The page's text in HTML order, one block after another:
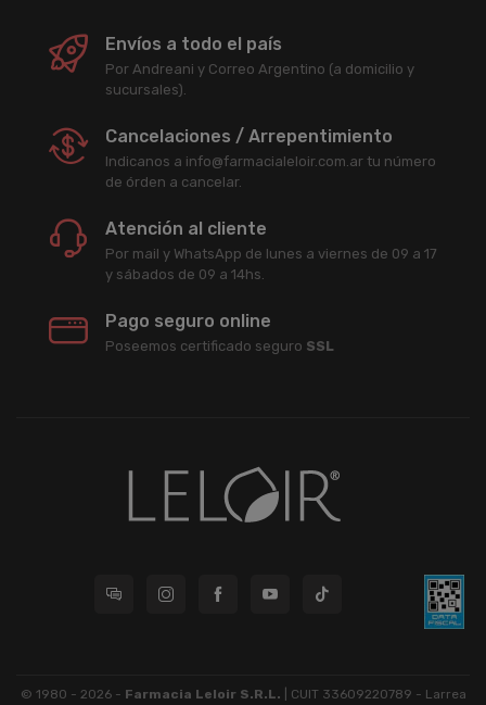
Envíos a todo el país
Por Andreani y Correo Argentino (a domicilio y
sucursales).
Cancelaciones / Arrepentimiento
Indicanos a info@farmacialeloir.com.ar tu número
de órden a cancelar.
Atención al cliente
Por mail y WhatsApp de lunes a viernes de 09 a 17
y sábados de 09 a 14hs.
Pago seguro online
Poseemos certificado seguro SSL
© 1980 - 2026 - Farmacia Leloir S.R.L. | CUIT 33609220789 - Larrea